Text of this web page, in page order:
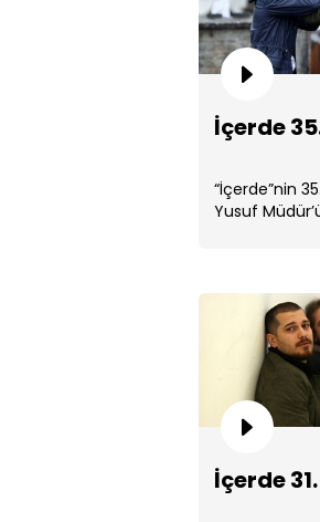
İçerde
“İçerde”nin
Yusuf
İçerde